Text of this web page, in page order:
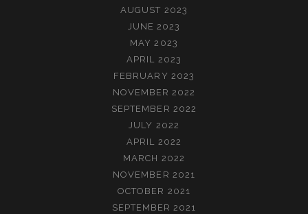
AUGUST 2023
JUNE 2023
MAY 2023
APRIL 2023
FEBRUARY 2023
NOVEMBER 2022
SEPTEMBER 2022
JULY 2022
APRIL 2022
MARCH 2022
NOVEMBER 2021
OCTOBER 2021
SEPTEMBER 2021